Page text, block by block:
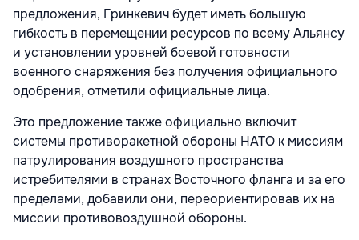
предложения, Гринкевич будет иметь большую
гибкость в перемещении ресурсов по всему Альянсу
и установлении уровней боевой готовности
военного снаряжения без получения официального
одобрения, отметили официальные лица.
Это предложение также официально включит
системы противоракетной обороны НАТО к миссиям
патрулирования воздушного пространства
истребителями в странах Восточного фланга и за его
пределами, добавили они, переориентировав их на
миссии противовоздушной обороны.